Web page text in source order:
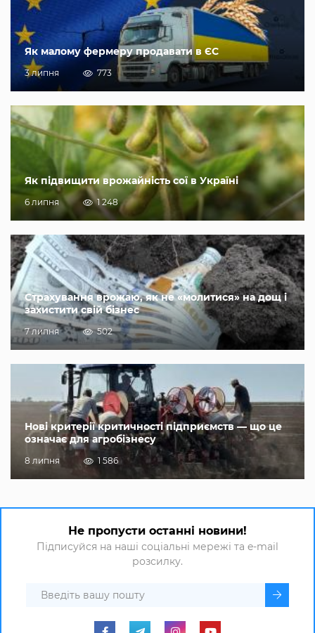
Як малому фермеру продавати в ЄС
3 липня 773
Як підвищити врожайність сої в Україні
6 липня 1 248
Страхування врожаю, як не «молитися» на дощ і
захистити свій бізнес
7 липня 502
Нові критерії критичності підприємств — що це
означає для агробізнесу
8 липня 1 586
Не пропусти останні новини!
Підписуйся на наші соціальні мережі та e-mail
розсилку.